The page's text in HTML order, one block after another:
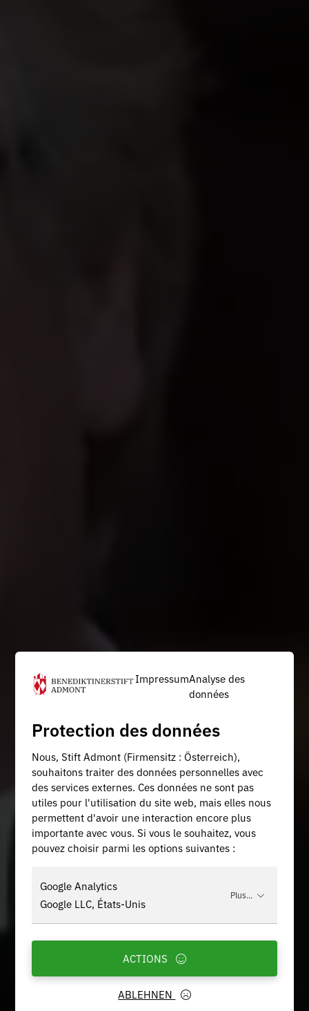
ImpressumAnalyse des
données
Protection des données
Nous, Stift Admont (Firmensitz : Österreich),
souhaitons traiter des données personnelles avec
des services externes. Ces données ne sont pas
utiles pour l'utilisation du site web, mais elles nous
permettent d'avoir une interaction encore plus
importante avec vous. Si vous le souhaitez, vous
pouvez choisir parmi les options suivantes :
Google Analytics
Google LLC, États-Unis
Plus...
ABLEHNEN
ACTIONS